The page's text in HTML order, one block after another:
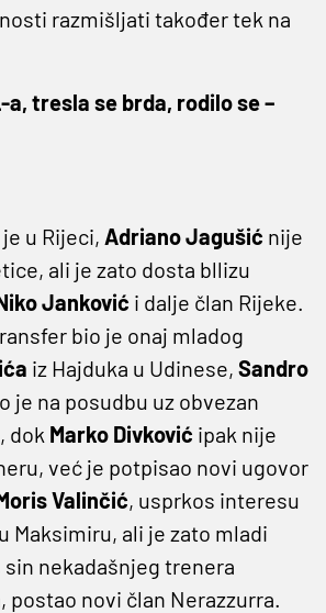
razmišljati također tek na
a, tresla se brda, rodilo se –
u Rijeci, AdrianoJagušić nije
ali je zato dosta bllizu
Janković i dalje član Rijeke.
bio je onaj mladog
iz Hajduka u Udinese, Sandro
je na posudbu uz obvezan
dok Marko Divković ipak nije
već je potpisao novi ugovor
Valinčić, usprkos interesu
Maksimiru, ali je zato mladi
sin nekadašnjeg trenera
postao novi član Nerazzurra.